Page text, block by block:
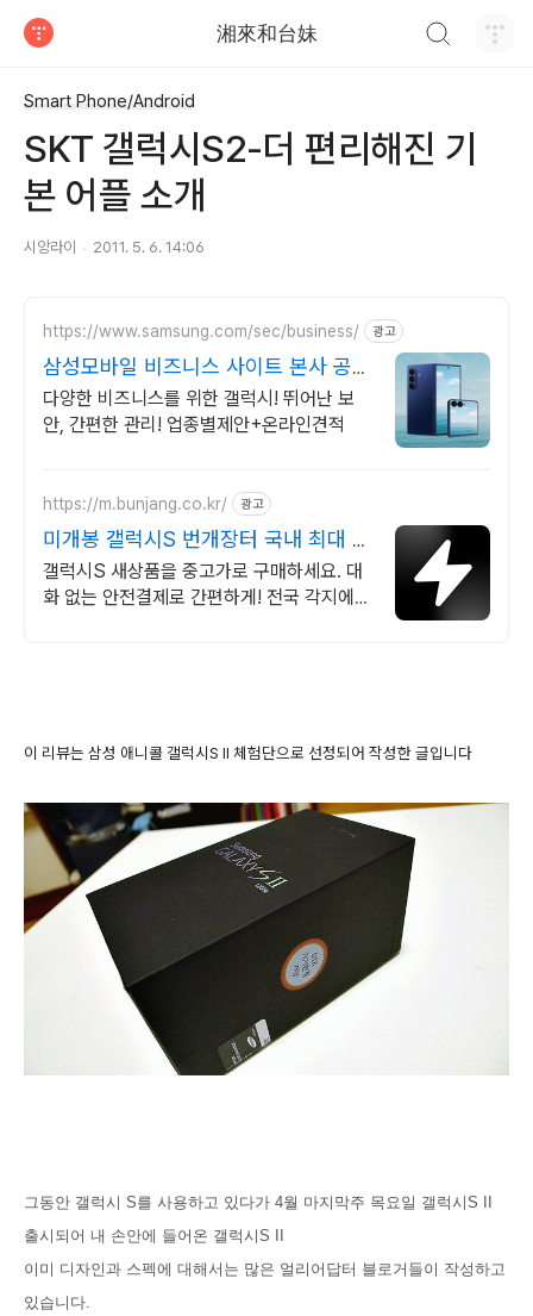
湘來和台妹
Smart Phone/Android
SKT 갤럭시S2-더 편리해진 기
본 어플 소개
시앙라이 2011. 5. 6. 14:06
https://www.samsung.com/sec/business/ 광고
삼성모바일 비즈니스 사이트 본사 공식
운영 견적문의
다양한 비즈니스를 위한 갤럭시! 뛰어난 보
안, 간편한 관리! 업종별제안+온라인견적
https://m.bunjang.co.kr/ 광고
미개봉 갤럭시S 번개장터 국내 최대 브
랜드 중고거래
갤럭시S 새상품을 중고가로 구매하세요. 대
화 없는 안전결제로 간편하게! 전국 각지에서
이 리뷰는 삼성 애니콜 갤럭시S II 체험단으로 선정되어 작성한 글입니다
그동안 갤럭시 S를 사용하고 있다가 4월 마지막주 목요일 갤럭시S II
출시되어 내 손안에 들어온 갤럭시S II
이미 디자인과 스펙에 대해서는 많은 얼리어답터 블로거들이 작성하고
있습니다.